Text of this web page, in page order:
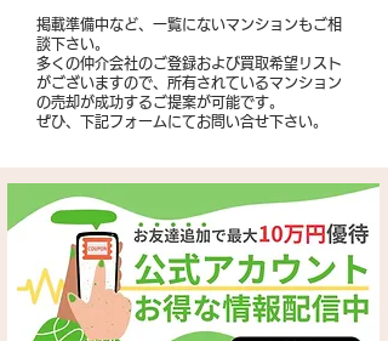
掲載準備中など、一覧にないマンションもご相
談下さい。
多くの仲介会社のご登録および買取希望リスト
がございますので、所有されているマンション
の売却が成功するご提案が可能です。
​ぜひ、下記フォームにてお問い合せ下さい。